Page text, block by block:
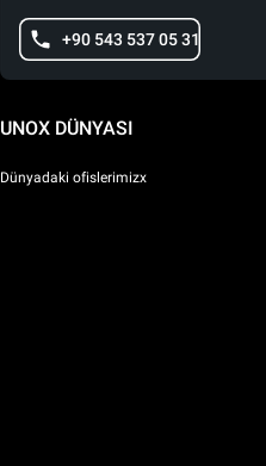
+90 543 537 05 31
UNOX DÜNYASI
Dünyadaki ofislerimizx